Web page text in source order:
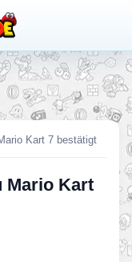
Kart 7 bestätigt
Mario Kart